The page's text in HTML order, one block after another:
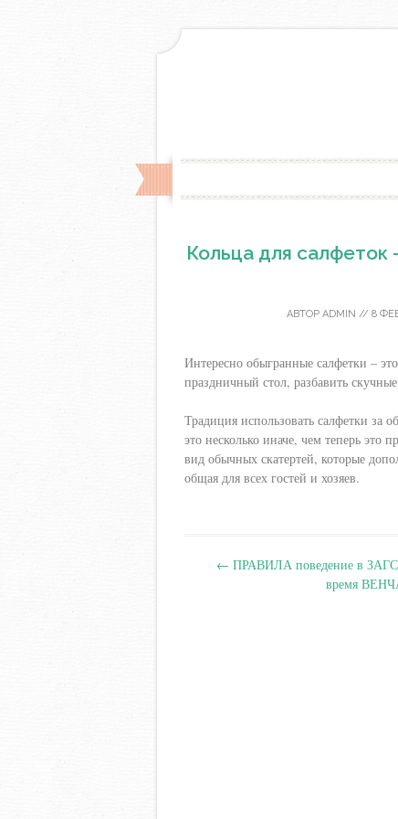
Кольца для салфеток
АВТОР ADMIN // 8
Интересно обыгранные салфетки –
праздничный стол, разбавить
Традиция использовать салфетки за
это несколько иначе, чем теперь это
вид обычных скатертей, которые
общая для всех гостей и хозяев.
← ПРАВИЛА поведение в
время